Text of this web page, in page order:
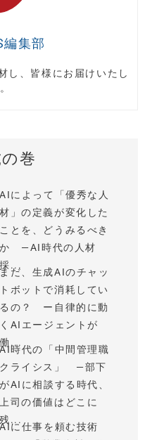
編集部
し、皆様にお届けいたし
巻
AIによって「優秀な人
材」の定義が変化した
ことを、どうみるべき
か —AI時代の人材
採...
まだ、生成AIのチャッ
トボットで消耗してい
るの？ ー自律的に動
くAIエージェントが
働...
AI時代の「中間管理職
クライシス」 —部下
がAIに相談する時代、
上司の価値はどこに
残...
AIに仕事を頼む技術